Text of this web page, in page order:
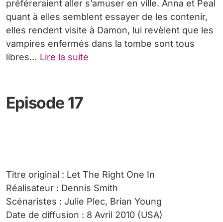
préféreraient aller s’amuser en ville. Anna et Peal
quant à elles semblent essayer de les contenir,
elles rendent visite à Damon, lui revèlent que les
vampires enfermés dans la tombe sont tous
libres… Lire la suite
Episode 17
Titre original : Let The Right One In
Réalisateur : Dennis Smith
Scénaristes : Julie Plec, Brian Young
Date de diffusion : 8 Avril 2010 (USA)